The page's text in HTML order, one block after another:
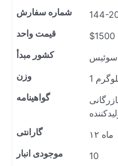
شماره سفارش
144-
قیمت واحد
$1500
کشور مبدأ
سوئیس
وزن
گواهینامه
گارانتی
۱۲ ماه
موجودی انبار
10